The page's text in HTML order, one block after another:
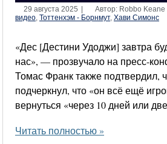
29 августа 2025 Автор: Robbo Keane
видео, Тоттенхэм - Борнмут, Хави Симонс
«Дес [Дестини Удоджи] завтра
нас», — прозвучало на пресс-
Томас Франк также подтвердил,
подчеркнул, что «он всё ещё
вернуться «через 10 дней или
Читать полностью »